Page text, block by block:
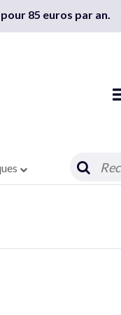
85 euros par an.